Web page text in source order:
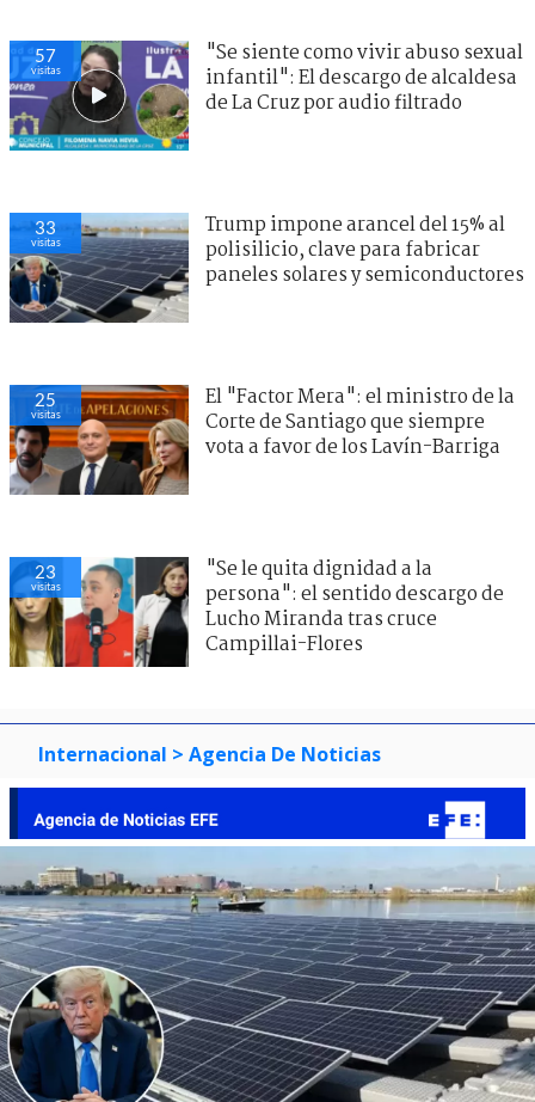
57
visitas
"Se siente como vivir abuso sexual
infantil": El descargo de alcaldesa
de La Cruz por audio filtrado
33
visitas
Trump impone arancel del 15% al
polisilicio, clave para fabricar
paneles solares y semiconductores
25
visitas
El "Factor Mera": el ministro de la
Corte de Santiago que siempre
vota a favor de los Lavín-Barriga
23
visitas
"Se le quita dignidad a la
persona": el sentido descargo de
Lucho Miranda tras cruce
Campillai-Flores
Internacional > Agencia De Noticias